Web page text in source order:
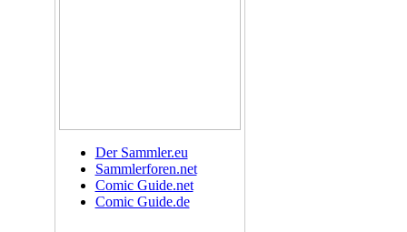
Der Sammler.eu
Sammlerforen.net
Comic Guide.net
Comic Guide.de